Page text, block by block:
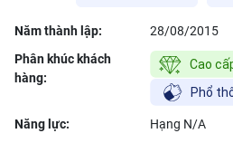
Năm thành lập:
28/08/2015
Phân khúc khách
hàng:
Năng lực: Hạng N/A